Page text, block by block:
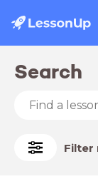
Search
Filter